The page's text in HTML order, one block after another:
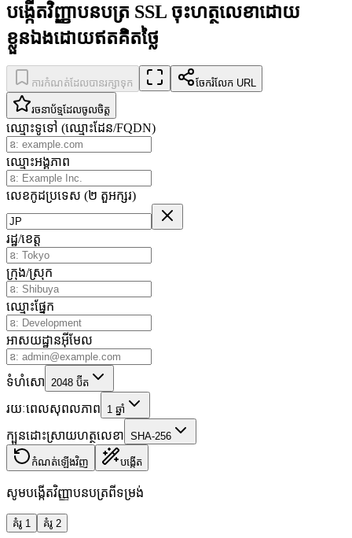
បង្កើតវិញ្ញាបនបត្រ SSL ចុះហត្ថលេខាដោយ
ខ្លួនឯងដោយឥតគិតថ្លៃ
ការកំណត់ដែលបានរក្សាទុក ចែករំលែក URL
រចនាប័ទ្មដែលចូលចិត្ត
ឈ្មោះទូទៅ (ឈ្មោះដែន/FQDN)
ឈ្មោះអង្គភាព
លេខកូដប្រទេស (២ តួអក្សរ)
រដ្ឋ/ខេត្ត
ក្រុង/ស្រុក
ឈ្មោះផ្នែក
អាសយដ្ឋានអ៊ីមែល
ទំហំសោ 2048 ប៊ីត
រយៈពេលសុពលភាព 1 ឆ្នាំ
ក្បួនដោះស្រាយហត្ថលេខា SHA-256
កំណត់ឡើងវិញ បង្កើត
សូមបង្កើតវិញ្ញាបនបត្រពីទម្រង់
គំរូ 1 គំរូ 2